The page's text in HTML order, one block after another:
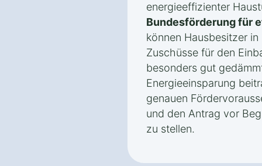
energieeffizienter
Bundesförderung für
können Hausbesitzer
Zuschüsse für den
besonders gut
Energieeinsparung
genauen
und den Antrag vor
zu stellen.